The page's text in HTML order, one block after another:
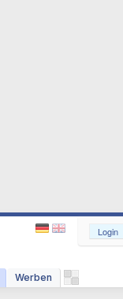
Werben
Login